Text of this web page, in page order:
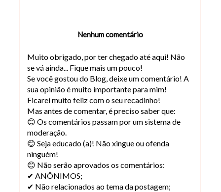
Nenhum comentário
Muito obrigado, por ter chegado até aqui! Não
se vá ainda... Fique mais um pouco!
Se você gostou do Blog, deixe um comentário! A
sua opinião é muito importante para mim!
Ficarei muito feliz com o seu recadinho!
Mas antes de comentar, é preciso saber que:
😊 Os comentários passam por um sistema de
moderação.
😊 Seja educado (a)! Não xingue ou ofenda
ninguém!
😊 Não serão aprovados os comentários:
✔ ANÔNIMOS;
✔ Não relacionados ao tema da postagem;